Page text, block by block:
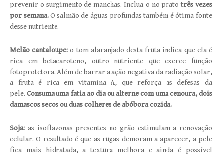
prevenir o surgimento de manchas. Inclua-o no prato três vezes
por semana.O salmão de águas profundas também é ótima fonte
desse nutriente.
Melão cantaloupe: o tom alaranjado desta fruta indica que ela é
rica em betacaroteno, outro nutriente que exerce função
fotoprotetora. Além de barrar a ação negativa da radiação solar,
a fruta é rica em vitamina A, que reforça as defesas da
pele. Consuma uma fatia ao dia ou alterne com uma cenoura, dois
damascos secos ou duas colheres de abóbora cozida.
Soja: as isoflavonas presentes no grão estimulam a renovação
celular. O resultado é que as rugas demoram a aparecer, a pele
fica mais hidratada, a textura melhora e ainda é possível